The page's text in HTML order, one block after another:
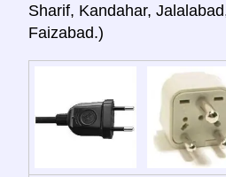
Sharif, Kandahar,
Faizabad.)